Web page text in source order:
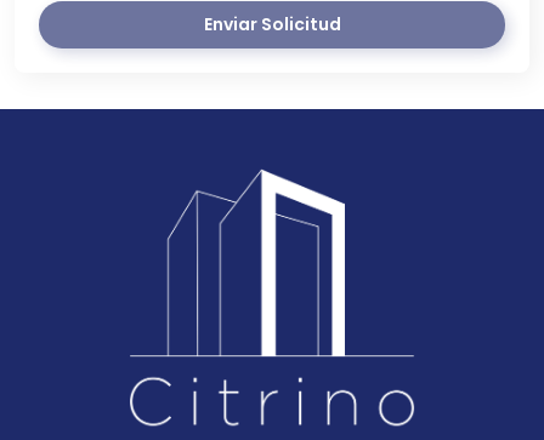
Enviar Solicitud